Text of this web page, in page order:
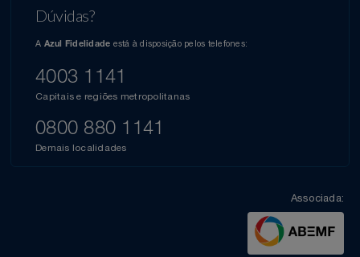
Dúvidas?
A Azul Fidelidade está à disposição pelos telefones:
4003 1141
Capitais e regiões metropolitanas
0800 880 1141
Demais localidades
Associada: